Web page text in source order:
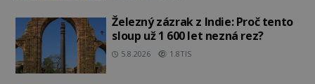
Železný zázrak z Indie: Proč tento
sloup už 1 600 let nezná rez?
5.8.2026 1.8TIS